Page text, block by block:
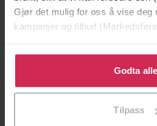
Gjør det mulig for oss å vise deg
kampanjer og tilbud
Klikk på «Godta alle» for å gi
bruke cookies for alle disse
tilpasse ditt samtykke til
Godta alle
Tilpass